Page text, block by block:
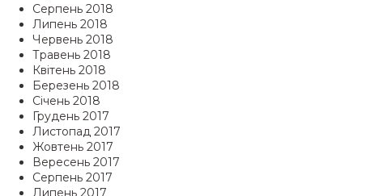
Серпень 2018
Липень 2018
Червень 2018
Травень 2018
Квітень 2018
Березень 2018
Січень 2018
Грудень 2017
Листопад 2017
Жовтень 2017
Вересень 2017
Серпень 2017
Липень 2017